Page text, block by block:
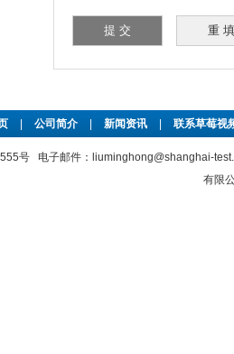
公司简介 新闻资讯 联系草莓视
号 电子邮件：liuminghong@shanghai-
有限